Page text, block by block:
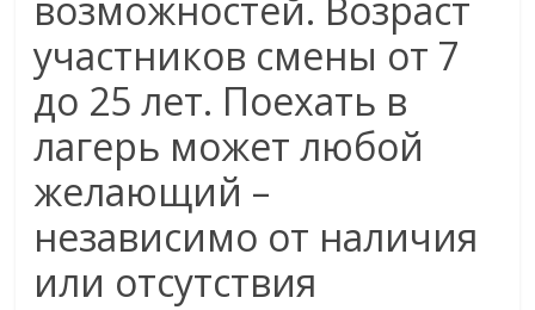
возможностей. Возраст
участников смены от 7
до 25 лет. Поехать в
лагерь может любой
желающий –
независимо от наличия
или отсутствия